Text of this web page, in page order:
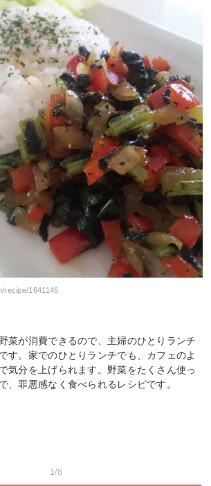
recipe/1641146
菜が消費できるので、主婦のひとりランチ
す。家でのひとりランチでも、カフェのよ
気分を上げられます。野菜をたくさん使っ
、罪悪感なく食べられるレシピです。
1/8